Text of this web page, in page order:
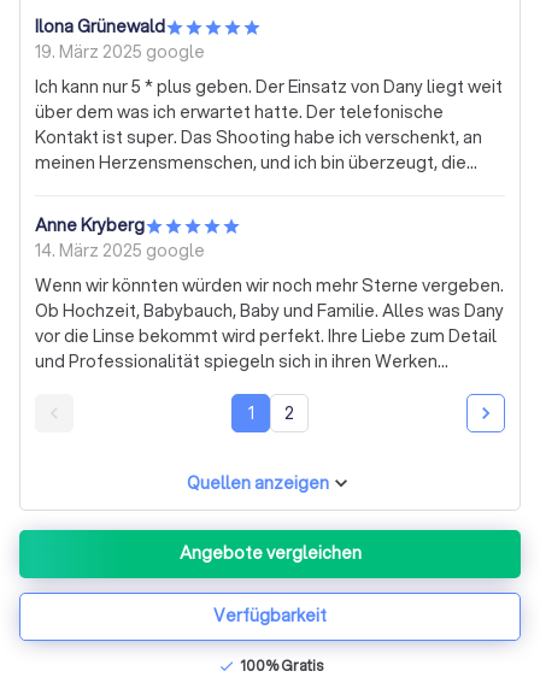
gedruckten Fotos kamen liebevoll verpackt bei uns an, mit
richtig viel Liebe zum Detail. Wir würden sie jederzeit
wieder buchen – spätestens für unsere Hochzeitsfotos!
Ilona Grünewald
19. März 2025 google
Ich kann nur 5 * plus geben. Der Einsatz von Dany liegt weit
über dem was ich erwartet hatte. Der telefonische
Kontakt ist super. Das Shooting habe ich verschenkt, an
meinen Herzensmenschen, und ich bin überzeugt, die
doll Spaß 🤩
Anne Kryberg
14. März 2025 google
Wenn wir könnten würden wir noch mehr Sterne vergeben.
Ob Hochzeit, Babybauch, Baby und Familie. Alles was Dany
vor die Linse bekommt wird perfekt. Ihre Liebe zum Detail
und Professionalität spiegeln sich in ihren Werken
die Beste.
1 2
Quellen anzeigen
Angebote vergleichen
Verfügbarkeit
check 100% Gratis